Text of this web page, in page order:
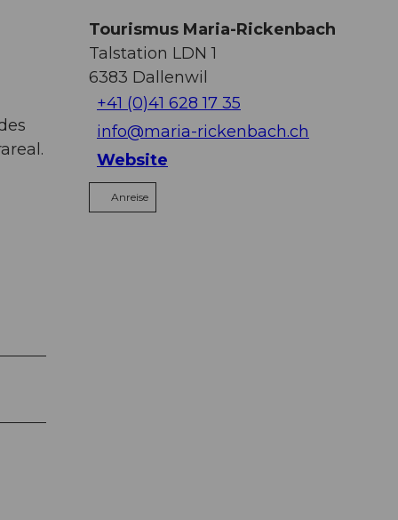
Tourismus Maria-Rickenbach
Talstation LDN 1
6383 Dallenwil
+41 (0)41 628 17 35
info@maria-rickenbach.ch
Website
Anreise